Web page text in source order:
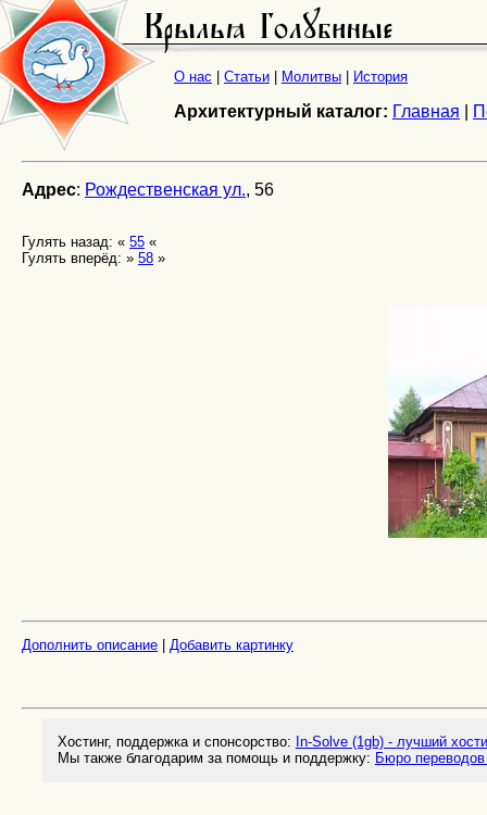
О нас Статьи Молитвы История
Архитектурный каталог: Главная
Адрес: Рождественская ул., 56
Гулять назад: « 55 «
Гулять вперёд: » 58 »
Дополнить описание Добавить картинку
Хостинг, поддержка и спонсорство: In-Solve (1gb) - лучший
Мы также благодарим за помощь и поддержку: Бюро переводов